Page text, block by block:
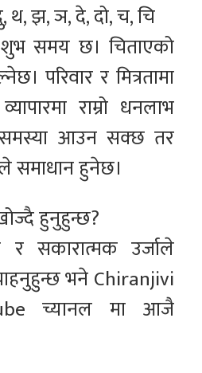
थ, झ, ञ, दे, दो, च, चि
समय छ। चिताएको
परिवार र मित्रतामा
राम्रो धनलाभ
आउन सक्छ तर
समाधान हुनेछ।
हुनुहुन्छ?
र सकारात्मक उर्जाले
चाहनुहुन्छ भने Chiranjivi
च्यानल मा आजै